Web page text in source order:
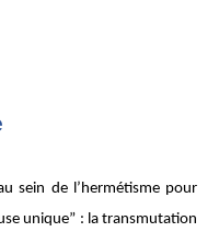
sein de l’hermétisme pour
unique” : la transmutation